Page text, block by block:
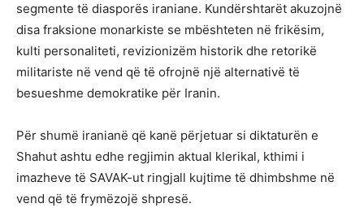
segmente të diasporës iraniane. Kundërshtarët akuzojnë
disa fraksione monarkiste se mbështeten në frikësim,
kulti personaliteti, revizionizëm historik dhe retorikë
militariste në vend që të ofrojnë një alternativë të
besueshme demokratike për Iranin.
Për shumë iranianë që kanë përjetuar si diktaturën e
Shahut ashtu edhe regjimin aktual klerikal, kthimi i
imazheve të SAVAK-ut ringjall kujtime të dhimbshme në
vend që të frymëzojë shpresë.